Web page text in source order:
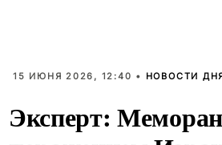
15 ИЮНЯ 2026, 12:40 • НОВОСТИ
Эксперт: